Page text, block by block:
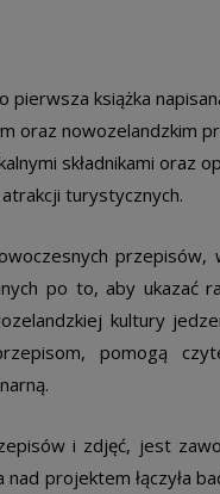
pierwsza książka
oraz nowozelandzkim
składnikami oraz
turystycznych.
po to, aby ukazać
kultury
pomogą
i zdjęć, jest
nad projektem łączyła